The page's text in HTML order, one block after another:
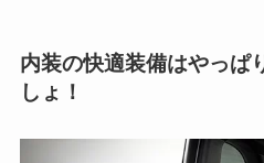
内装の快適装備はやっぱ
しょ！